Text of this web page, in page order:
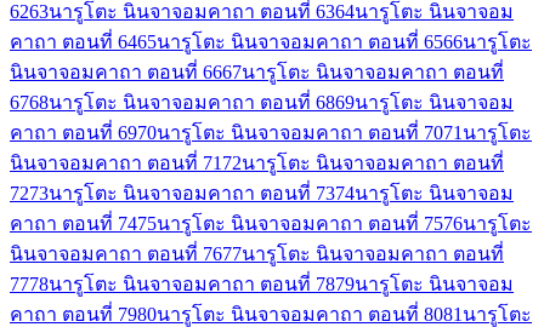
6263นารูโตะ นินจาจอมคาถา ตอนที่ 6364นารูโตะ นินจาจอม
คาถา ตอนที่ 6465นารูโตะ นินจาจอมคาถา ตอนที่ 6566นารูโตะ
นินจาจอมคาถา ตอนที่ 6667นารูโตะ นินจาจอมคาถา ตอนที่
6768นารูโตะ นินจาจอมคาถา ตอนที่ 6869นารูโตะ นินจาจอม
คาถา ตอนที่ 6970นารูโตะ นินจาจอมคาถา ตอนที่ 7071 นารูโตะ
นินจาจอมคาถา ตอนที่ 71 72นารูโตะ นินจาจอมคาถา ตอนที่
7273นารูโตะ นินจาจอมคาถา ตอนที่ 7374นารูโตะ นินจาจอม
คาถา ตอนที่ 7475นารูโตะ นินจาจอมคาถา ตอนที่ 7576นารูโตะ
นินจาจอมคาถา ตอนที่ 7677นารูโตะ นินจาจอมคาถา ตอนที่
7778นารูโตะ นินจาจอมคาถา ตอนที่ 7879นารูโตะ นินจาจอม
คาถา ตอนที่ 7980นารูโตะ นินจาจอมคาถา ตอนที่ 8081 นารูโตะ